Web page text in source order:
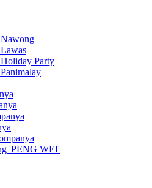
Party
'PENG WEI'